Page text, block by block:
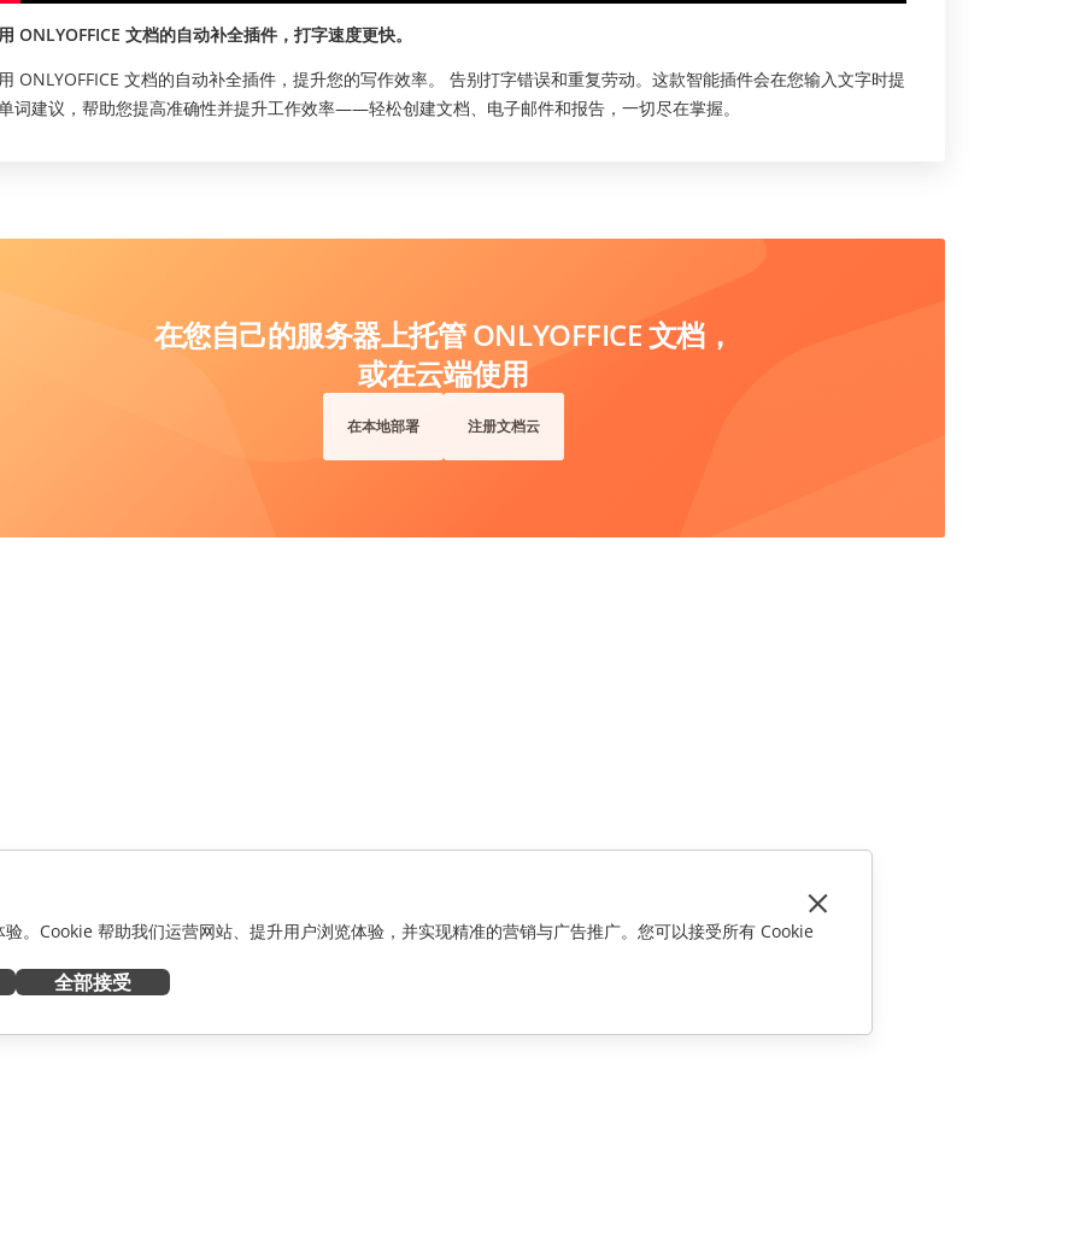
ONLYOFFICE 文档的自动补全插件，打字速度更快。
文档的自动补全插件，提升您的写作效率。 告别打字错误和重复劳动。这款智能插件会在您输入文字时提
词建议，帮助您提高准确性并提升工作效率——轻松创建文档、电子邮件和报告，一切尽在掌握。
在您自己的服务器上托管 ONLYOFFICE 文档，
或在云端使用
在本地部署 注册文档云
。Cookie 帮助我们运营网站、提升用户浏览体验，并实现精准的营销与广告推广。您可以接受所有 Cookie
全部接受